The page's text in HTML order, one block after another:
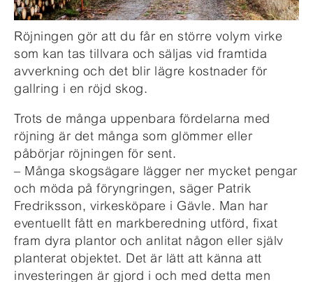
Röjningen gör att du får en större volym virke
som kan tas tillvara och säljas vid framtida
avverkning och det blir lägre kostnader för
gallring i en röjd skog.
Trots de många uppenbara fördelarna med
röjning är det många som glömmer eller
påbörjar röjningen för sent.
– Många skogsägare lägger ner mycket pengar
och möda på föryngringen, säger Patrik
Fredriksson, virkesköpare i Gävle. Man har
eventuellt fått en markberedning utförd, fixat
fram dyra plantor och anlitat någon eller själv
planterat objektet. Det är lätt att känna att
investeringen är gjord i och med detta men